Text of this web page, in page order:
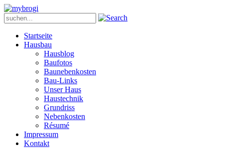
Startseite
Hausbau
Hausblog
Baufotos
Baunebenkosten
Bau-Links
Unser Haus
Haustechnik
Grundriss
Nebenkosten
Ré­su­mé
Impressum
Kontakt